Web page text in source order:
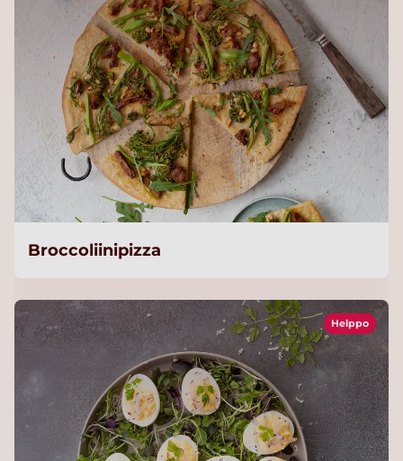
Broccoliinipizza
Helppo